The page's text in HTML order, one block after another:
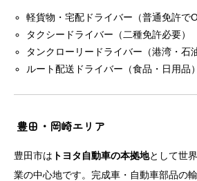
軽貨物・宅配ドライバー（普通免許で
タクシードライバー（二種免許必要）
タンクローリードライバー（港湾・石
ルート配送ドライバー（食品・日用品）
豊田・岡崎エリア
豊田市は トヨタ自動車の本拠地として世
業の中心地です。完成車・自動車部品の